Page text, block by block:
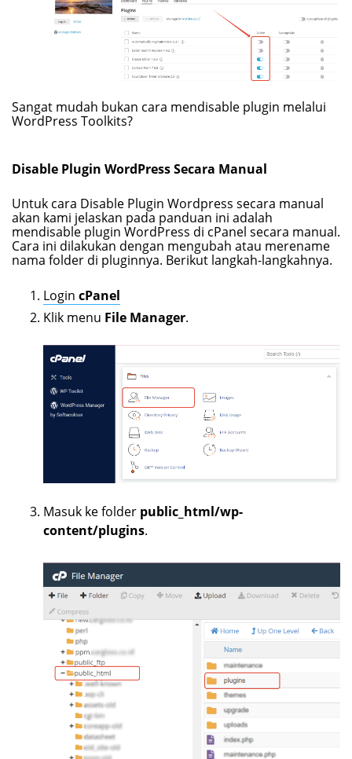
Sangat mudah bukan cara mendisable plugin melalui
WordPress Toolkits?
Disable Plugin WordPress Secara Manual
Untuk cara Disable Plugin Wordpress secara manual
akan kami jelaskan pada panduan ini adalah
mendisable plugin WordPress di cPanel secara manual.
Cara ini dilakukan dengan mengubah atau merename
nama folder di pluginnya. Berikut langkah-langkahnya.
Login cPanel
Klik menu File Manager.
Masuk ke folder public_html/wp-
content/plugins.